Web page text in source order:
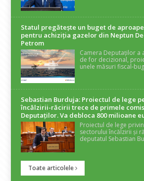
Statul pregătește un buget de
pentru achiziția gazelor din Neptun
Petrom
Camera Deputaților a
de for decizional,
unele măsuri fiscal-
Sebastian Burduja: Proiectul de lege
încălzirii-răcirii trece de primele
Deputaților. Va debloca 800 milioane
Proiectul de lege
sectorului încălzirii și
deputatul Sebastian
Toate articolele